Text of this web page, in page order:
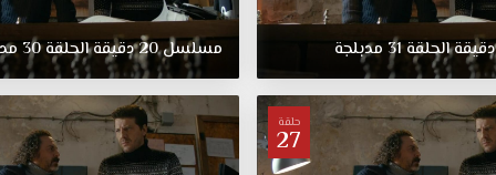
الحب
وإنجاب
الأطفال،
مقابل
خسارة
دقيقةالحلقة31 مدبلجة مسلسل20دقيقةالحلقة30
حلقة
27